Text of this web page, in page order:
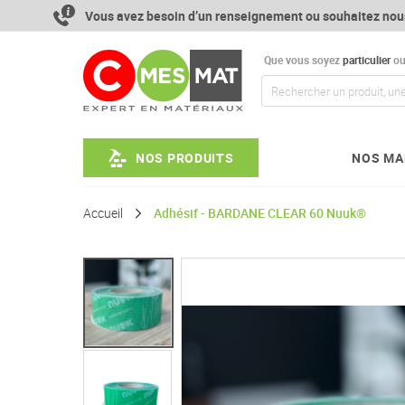
contenu
Vous avez besoin d’un renseignement ou souhaitez
Que vous soyezparticulierou
NOS PRODUITS NOS
Accueil Adhésif - BARDANE CLEAR 60 Nuuk®
Passer
fin
de
galerie
d’images